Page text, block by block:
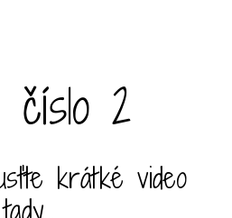
číslo 2
krátké video
tady...